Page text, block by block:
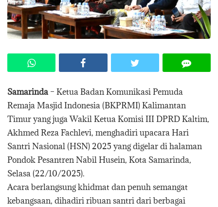
Samarinda – Ketua Badan Komunikasi Pemuda
Remaja Masjid Indonesia (BKPRMI) Kalimantan
Timur yang juga Wakil Ketua Komisi III DPRD Kaltim,
Akhmed Reza Fachlevi, menghadiri upacara Hari
Santri Nasional (HSN) 2025 yang digelar di halaman
Pondok Pesantren Nabil Husein, Kota Samarinda,
Selasa (22/10/2025).
Acara berlangsung khidmat dan penuh semangat
kebangsaan, dihadiri ribuan santri dari berbagai